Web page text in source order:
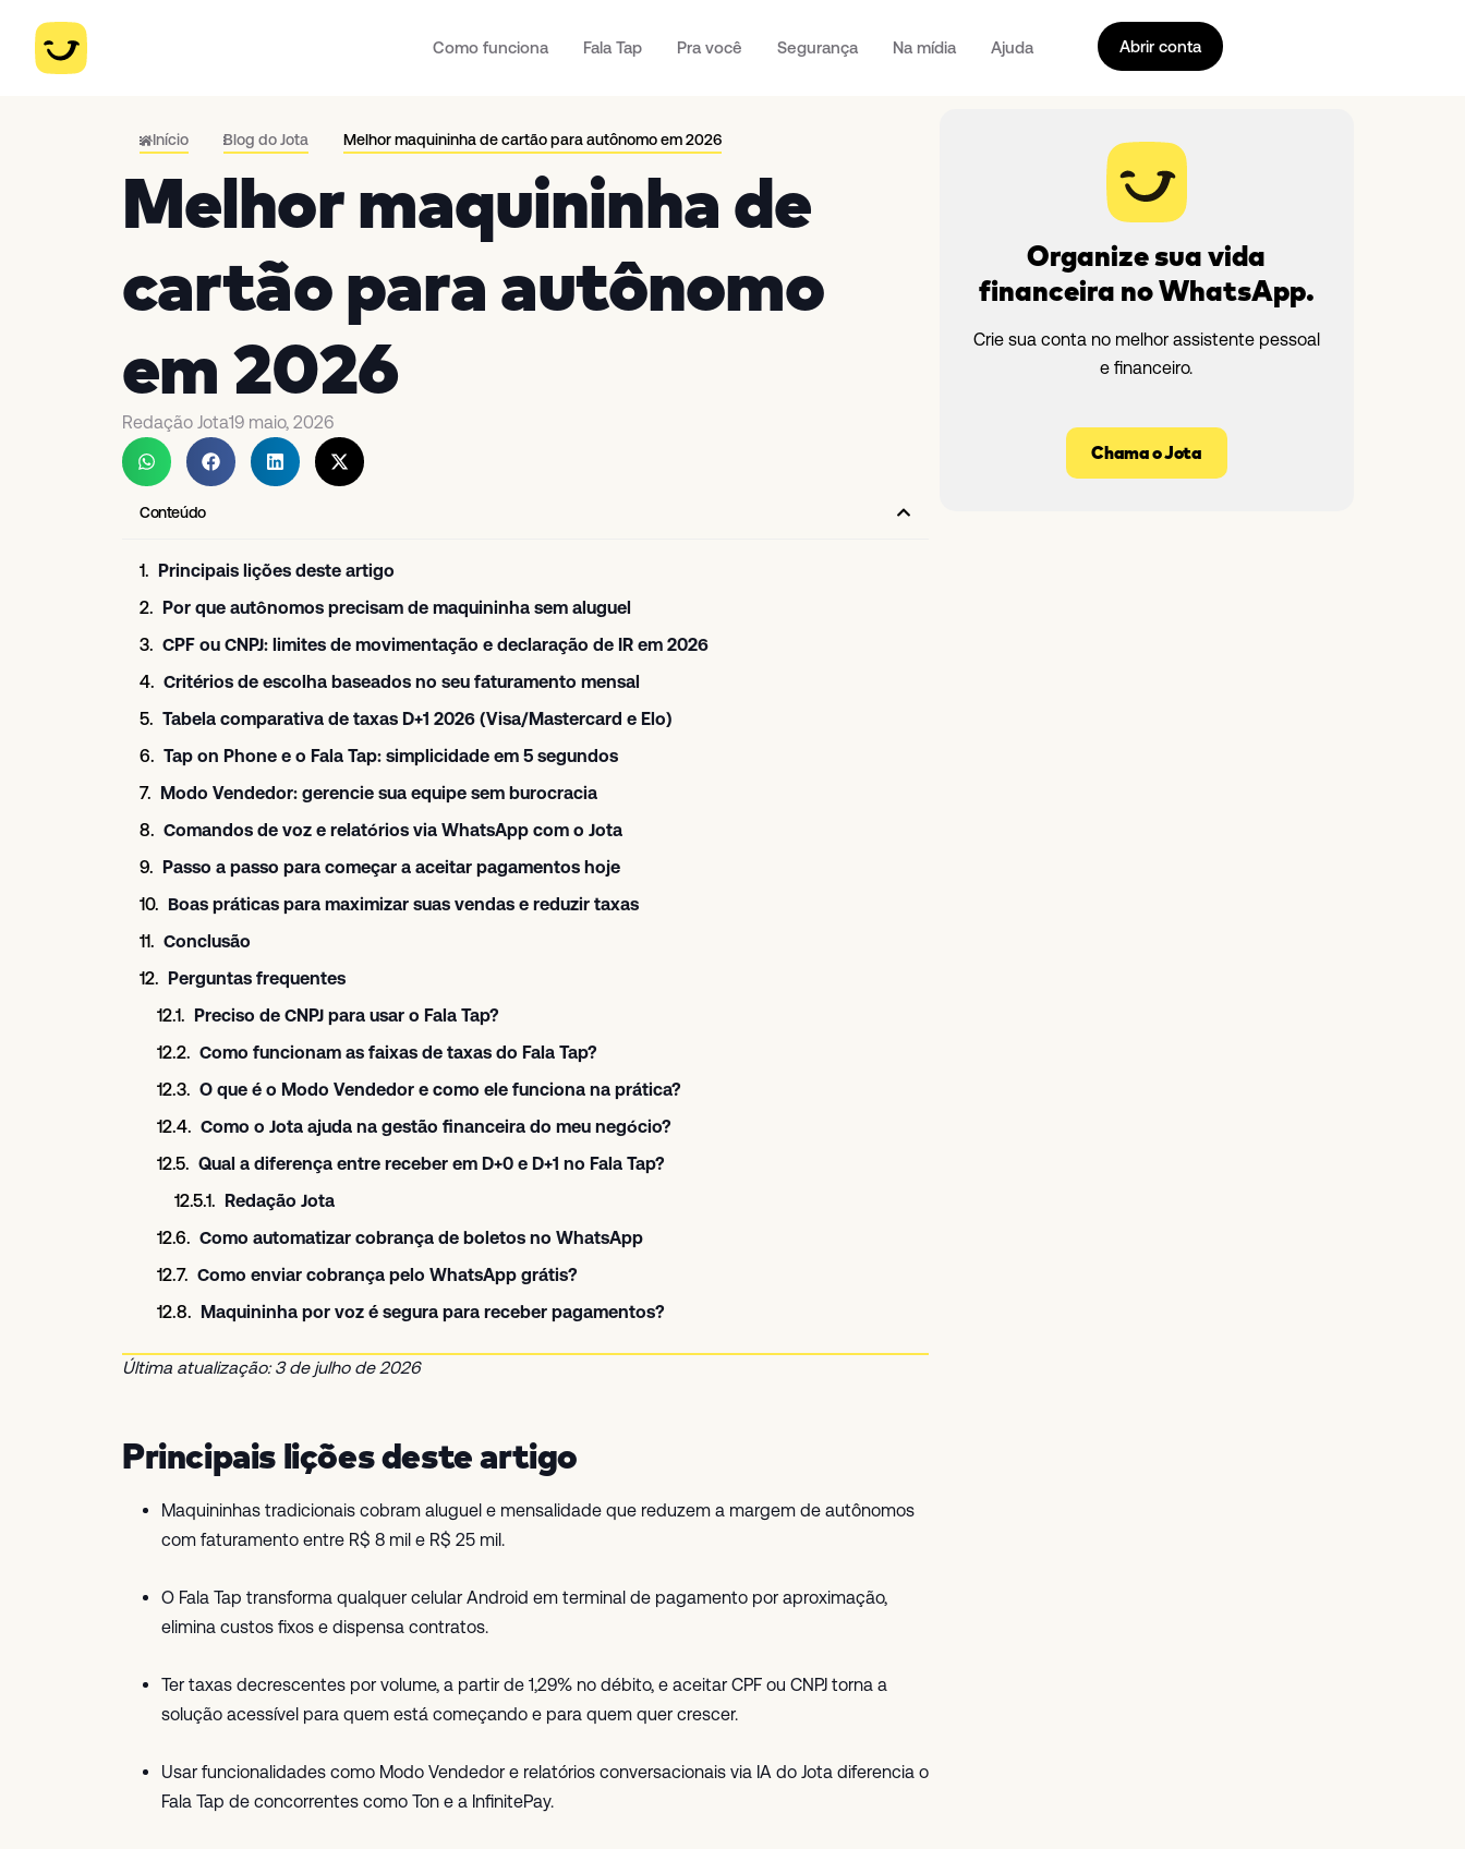
Como funciona Fala Tap Pra você Segurança Na mídia Ajuda Abrir conta
Início Blog do Jota Melhor maquininha de cartão para autônomo em 2026
Melhor maquininha de
cartão para autônomo
em 2026
Redação Jota19 maio, 2026
Conteúdo
Principais lições deste artigo
Por que autônomos precisam de maquininha sem aluguel
CPF ou CNPJ: limites de movimentação e declaração de IR em 2026
Critérios de escolha baseados no seu faturamento mensal
Tabela comparativa de taxas D+1 2026 (Visa/Mastercard e Elo)
Tap on Phone e o Fala Tap: simplicidade em 5 segundos
Modo Vendedor: gerencie sua equipe sem burocracia
Comandos de voz e relatórios via WhatsApp com o Jota
Passo a passo para começar a aceitar pagamentos hoje
Boas práticas para maximizar suas vendas e reduzir taxas
Conclusão
Perguntas frequentes
Preciso de CNPJ para usar o Fala Tap?
Como funcionam as faixas de taxas do Fala Tap?
O que é o Modo Vendedor e como ele funciona na prática?
Como o Jota ajuda na gestão financeira do meu negócio?
Qual a diferença entre receber em D+0 e D+1 no Fala Tap?
Redação Jota
Como automatizar cobrança de boletos no WhatsApp
Como enviar cobrança pelo WhatsApp grátis?
Maquininha por voz é segura para receber pagamentos?
Última atualização: 3 de julho de 2026
Principais lições deste artigo
Maquininhas tradicionais cobram aluguel e mensalidade que reduzem a margem de autônomos
com faturamento entre R$ 8 mil e R$ 25 mil.
O Fala Tap transforma qualquer celular Android em terminal de pagamento por aproximação,
elimina custos fixos e dispensa contratos.
Ter taxas decrescentes por volume, a partir de 1,29% no débito, e aceitar CPF ou CNPJ torna a
solução acessível para quem está começando e para quem quer crescer.
Usar funcionalidades como Modo Vendedor e relatórios conversacionais via IA do Jota diferencia o
Fala Tap de concorrentes como Ton e a InfinitePay.
Organize sua vida
financeira no WhatsApp.
Crie sua conta no melhor assistente pessoal
e financeiro.
Chama o Jota